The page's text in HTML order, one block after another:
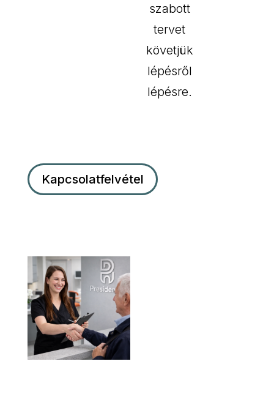
szabott
tervet
követjük
lépésről
lépésre.
Kapcsolatfelvétel